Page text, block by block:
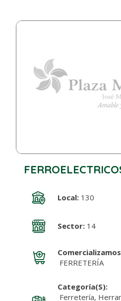
Local:130
Sector:14
FERRETERÍA
Categoría(s):
Ferretería,